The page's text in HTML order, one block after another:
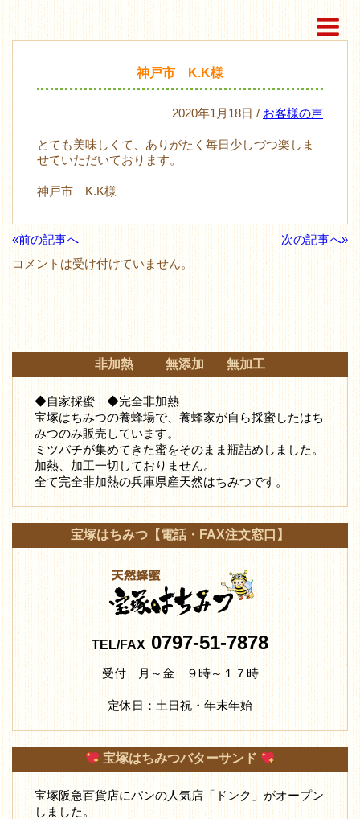
神戸市 K.K様
2020年1月18日 / お客様の声
とても美味しくて、ありがたく毎日少しづつ楽しま
せていただいております。
神戸市 K.K様
«前の記事へ
次の記事へ»
コメントは受け付けていません。
非加熱 無添加 無加工
◆自家採蜜 ◆完全非加熱
宝塚はちみつの養蜂場で、養蜂家が自ら採蜜したはち
みつのみ販売しています。
ミツバチが集めてきた蜜をそのまま瓶詰めしました。
加熱、加工一切しておりません。
全て完全非加熱の兵庫県産天然はちみつです。
宝塚はちみつ【電話・FAX注文窓口】
TEL/FAX0797-51-7878
受付 月～金 ９時～１７時
定休日：土日祝・年末年始
宝塚はちみつバターサンド
宝塚阪急百貨店にパンの人気店「ドンク」がオープン
しました。